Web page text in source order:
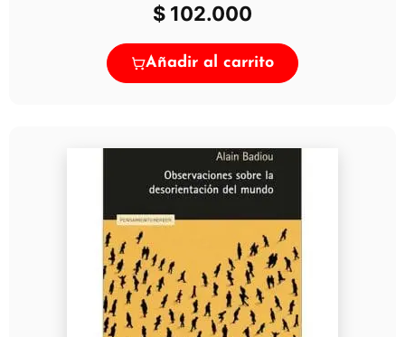
$ 102.000
Añadir al carrito